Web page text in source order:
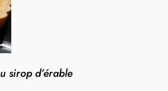
sirop d’érable